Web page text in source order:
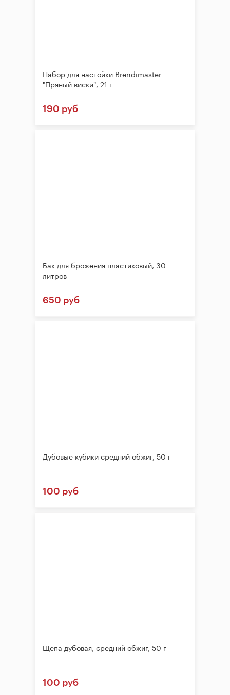
Набор для настойки Brendimaster
"Пряный виски", 21 г
190 руб
Бак для брожения пластиковый, 30
литров
650 руб
Дубовые кубики средний обжиг, 50 г
100 руб
Щепа дубовая, средний обжиг, 50 г
100 руб